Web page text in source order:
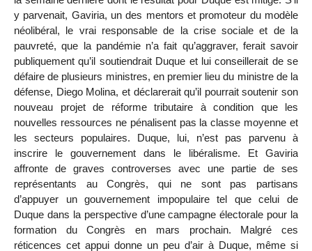
y parvenait, Gaviria, un des mentors et promoteur du modèle
néolibéral, le vrai responsable de la crise sociale et de la
pauvreté, que la pandémie n’a fait qu’aggraver, ferait savoir
publiquement qu’il soutiendrait Duque et lui conseillerait de se
défaire de plusieurs ministres, en premier lieu du ministre de la
défense, Diego Molina, et déclarerait qu’il pourrait soutenir son
nouveau projet de réforme tributaire à condition que les
nouvelles ressources ne pénalisent pas la classe moyenne et
les secteurs populaires. Duque, lui, n’est pas parvenu à
inscrire le gouvernement dans le libéralisme. Et Gaviria
affronte de graves controverses avec une partie de ses
représentants au Congrès, qui ne sont pas partisans
d’appuyer un gouvernement impopulaire tel que celui de
Duque dans la perspective d’une campagne électorale pour la
formation du Congrès en mars prochain. Malgré ces
réticences cet appui donne un peu d’air à Duque, même si